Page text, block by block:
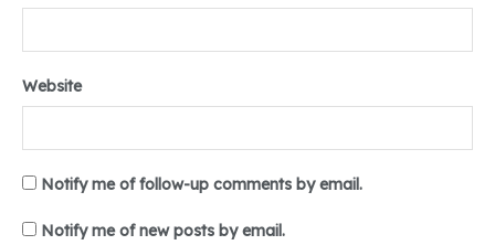
Website
Notify me of follow-up comments by email.
Notify me of new posts by email.